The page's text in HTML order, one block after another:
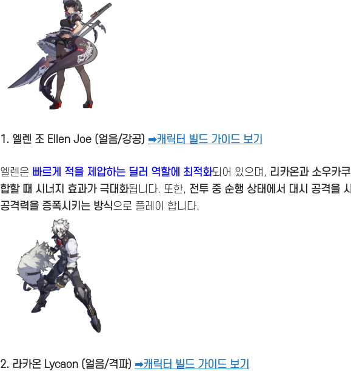
1. 엘렌 조 Ellen Joe (얼음/강공) ➡캐릭터 빌드 가이드 보기
엘렌은 빠르게 적을 제압하는 딜러 역할에 최적화되어 있으며, 리카온과 소우카
합할 때 시너지 효과가 극대화됩니다. 또한, 전투 중 순행 상태에서 대시 공격을
공격력을 증폭시키는 방식으로 플레이 합니다.
2. 라카온 Lycaon (얼음/격파) ➡캐릭터 빌드 가이드 보기